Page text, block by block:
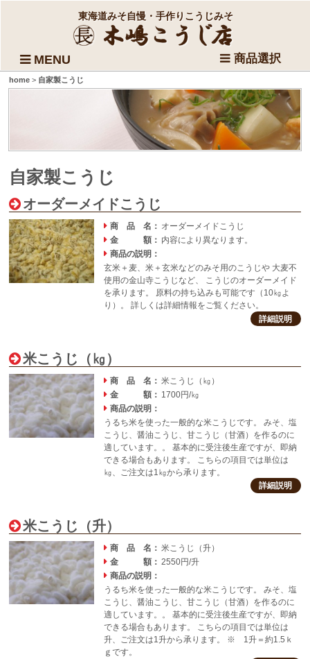
東海道みそ自慢・手作りこうじみそ
MENU
home > 自家製こうじ
自家製こうじ
オーダーメイドこうじ
商 品 名： オーダーメイドこうじ
金 額： 内容により異なります。
商品の説明：
玄米＋麦、米＋玄米などのみそ用のこうじや 大麦不
使用の金山寺こうじなど、 こうじのオーダーメイド
を承ります。 原料の持ち込みも可能です（10㎏よ
り）。 詳しくは詳細情報をご覧ください。
詳細説明
米こうじ（㎏）
商 品 名： 米こうじ（㎏）
金 額： 1700円/㎏
商品の説明：
うるち米を使った一般的な米こうじです。 みそ、塩
こうじ、醤油こうじ、甘こうじ（甘酒）を作るのに
適しています。。 基本的に受注後生産ですが、即納
できる場合もあります。 こちらの項目では単位は
㎏、ご注文は1㎏から承ります。
詳細説明
米こうじ（升）
商 品 名： 米こうじ（升）
金 額： 2550円/升
商品の説明：
うるち米を使った一般的な米こうじです。 みそ、塩
こうじ、醤油こうじ、甘こうじ（甘酒）を作るのに
適しています。。 基本的に受注後生産ですが、即納
できる場合もあります。 こちらの項目では単位は
升、ご注文は1升から承ります。 ※ 1升＝約1.5ｋ
ｇです。
商品選択